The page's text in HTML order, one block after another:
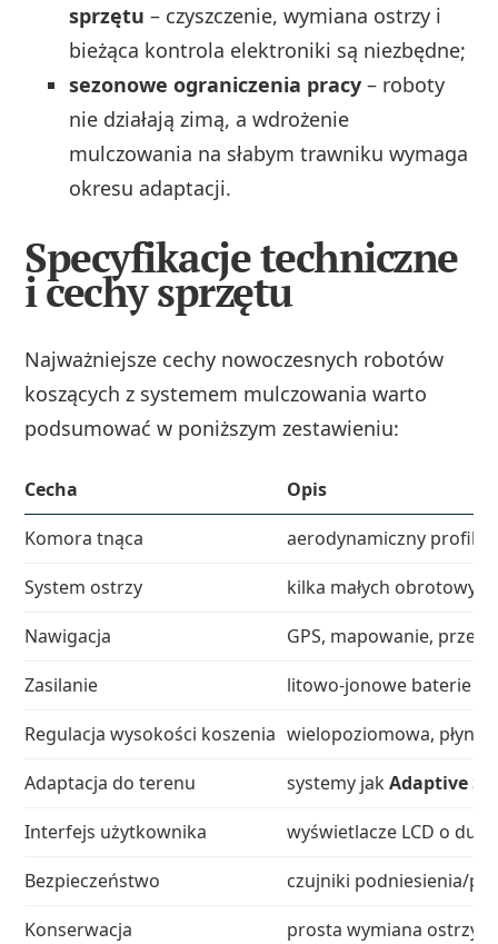
sprzętu – czyszczenie, wymiana ostrzy i
bieżąca kontrola elektroniki są niezbędne;
sezonowe ograniczenia pracy – roboty
nie działają zimą, a wdrożenie
mulczowania na słabym trawniku wymaga
okresu adaptacji.
Specyfikacje techniczne
i cechy sprzętu
Najważniejsze cechy nowoczesnych robotów
koszących z systemem mulczowania warto
podsumować w poniższym zestawieniu:
Cecha
Opis
Komora tnąca
aerodynamiczny profil,
System ostrzy
kilka małych
Nawigacja
GPS, mapowanie,
Zasilanie
litowo-jonowe baterie o
Regulacja wysokości koszenia wielopoziomowa,
Adaptacja do terenu
systemy jakAdaptive
Interfejs użytkownika
wyświetlacze LCD o
Bezpieczeństwo
czujniki podniesienia/
Konserwacja
prosta wymiana ostrzy i